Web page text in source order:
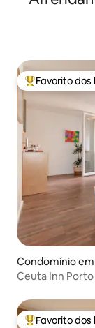
Favoritos dos
Favorito dos
Condomínio
Ceuta Inn Porto
Favorito dos